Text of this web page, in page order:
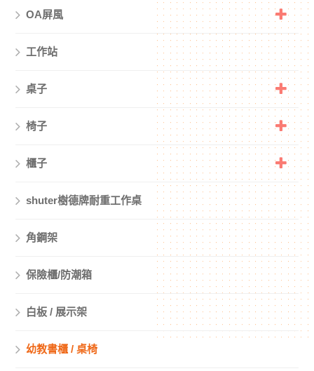
OA屏風
工作站
桌子
椅子
櫃子
shuter樹德牌耐重工作桌
角鋼架
保險櫃/防潮箱
白板 / 展示架
幼教書櫃 / 桌椅